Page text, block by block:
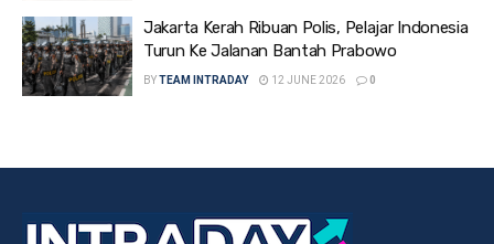
Jakarta Kerah Ribuan Polis, Pelajar Indonesia
Turun Ke Jalanan Bantah Prabowo
BYTEAM INTRADAY 12 JUNE 2026 0